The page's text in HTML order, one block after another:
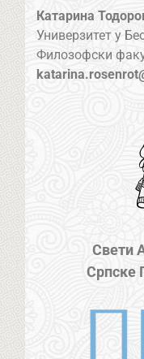
Катарина
Универзитет у
Филозофски
Свети
Српске